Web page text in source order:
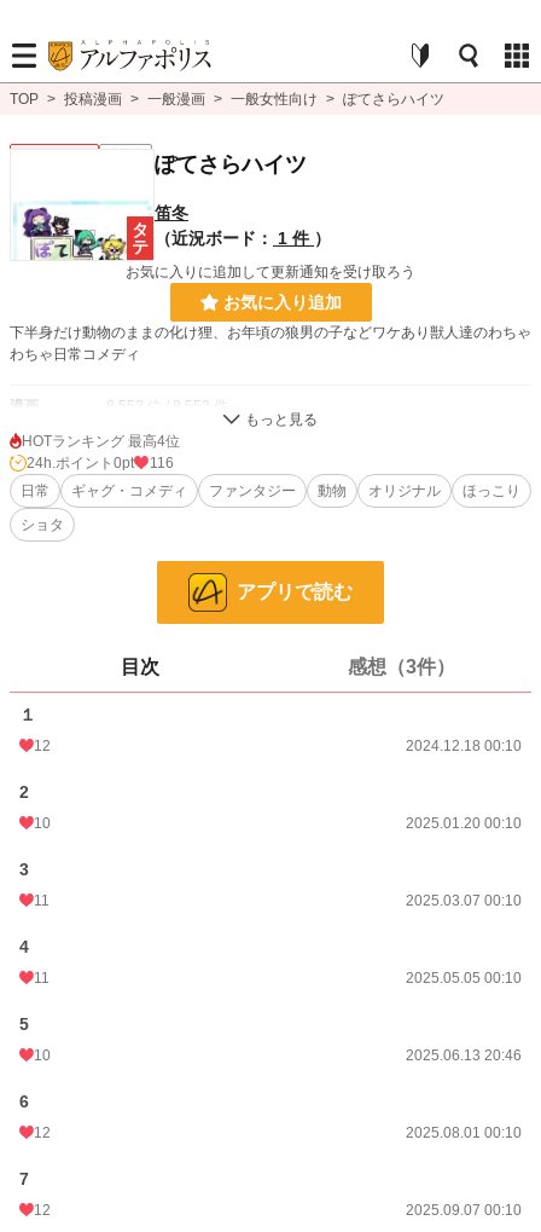
TOP > 投稿漫画 > 一般漫画 > 一般女性向け > ぽてさらハイツ
ぽてさらハイツ
笛冬
（近況ボード：
1 件 ）
お気に入りに追加して更新通知を受け取ろう
お気に入り追加
下半身だけ動物のままの化け狸、お年頃の狼男の子などワケあり獣人達のわちゃ
わちゃ日常コメディ
漫画 8,552 位 / 8,552 件
一般女性向け 2,537 位 / 2,537 件
お気に入り 8
24h.ポイント
2026.04.13 00:10
2024.12.18 00:10
月間ポイント
年間ポイント
累計ポイント
HOTランキング 最高4位
24h.ポイント 0pt
116
日常
ギャグ・コメディ ファンタジー 動物 オリジナル
ほっこり
ショタ
アプリで読む
目次 感想（3件）
１
12 2024.12.18 00:10
2
10 2025.01.20 00:10
3
11 2025.03.07 00:10
4
11 2025.05.05 00:10
5
10 2025.06.13 20:46
6
12 2025.08.01 00:10
7
12 2025.09.07 00:10